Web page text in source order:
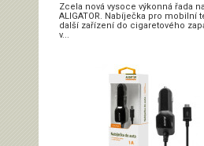
Zcela nová vysoce výkonná řada
ALIGATOR. Nabíječka pro mobilní
další zařízení do cigaretového
v...